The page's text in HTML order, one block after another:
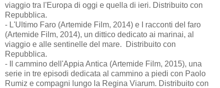
viaggio tra l'Europa di oggi e quella di ieri. Distribuito con
Repubblica.
- L'Ultimo Faro (Artemide Film, 2014) e I racconti del faro
(Artemide Film, 2014), un dittico dedicato ai marinai, al
viaggio e alle sentinelle del mare. Distribuito con
Repubblica.
- Il cammino dell'Appia Antica (Artemide Film, 2015), una
serie in tre episodi dedicata al cammino a piedi con Paolo
Rumiz e compagni lungo la Regina Viarum. Distribuito con